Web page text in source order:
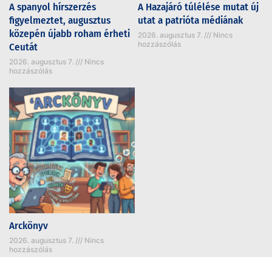
A spanyol hírszerzés
figyelmeztet, augusztus
közepén újabb roham érheti
Ceutát
2026. augusztus 7.
Nincs
hozzászólás
A Hazajáró túlélése mutat új
utat a patrióta médiának
2026. augusztus 7.
Nincs
hozzászólás
Arckönyv
2026. augusztus 7.
Nincs
hozzászólás